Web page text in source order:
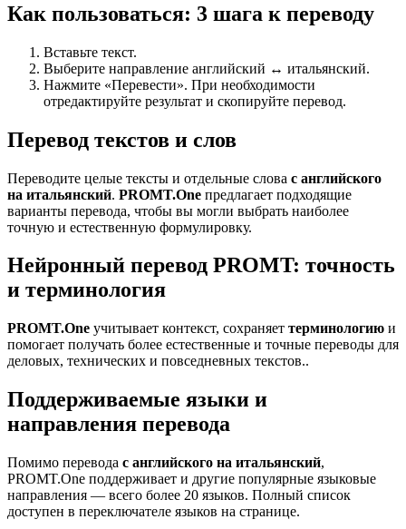
Как пользоваться: 3 шага к переводу
Вставьте текст.
Выберите направление английский ↔ итальянский.
Нажмите «Перевести». При необходимости
отредактируйте результат и скопируйте перевод.
Перевод текстов и слов
Переводите целые тексты и отдельные слова с английского
на итальянский. PROMT.One предлагает подходящие
варианты перевода, чтобы вы могли выбрать наиболее
точную и естественную формулировку.
Нейронный перевод PROMT: точность
и терминология
PROMT.One учитывает контекст, сохраняет терминологию и
помогает получать более естественные и точные переводы для
деловых, технических и повседневных текстов..
Поддерживаемые языки и
направления перевода
Помимо перевода с английского на итальянский,
PROMT.One поддерживает и другие популярные языковые
направления — всего более 20 языков. Полный список
доступен в переключателе языков на странице.